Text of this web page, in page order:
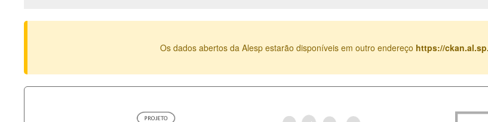
Os dados abertos da Alesp estarão disponíveis em outro endereço https://